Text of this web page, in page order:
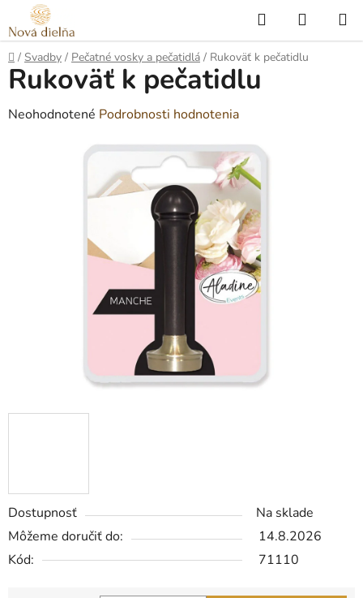
Prejsť
na
obsah
Hľadať
KOŠÍK
Domov
/ Svadby / Pečatné vosky a pečatidlá / Rukoväť k pečatidlu
Dostupnosť
Na sklade
Môžeme doručiť do:
14.8.2026
Kód:
71110
Rukoväť k pečatidlu
Priemerné
Neohodnotené Podrobnosti hodnotenia